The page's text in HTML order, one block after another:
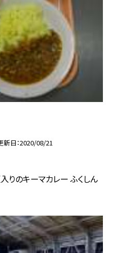
新日 2020/08/21
りのキーマカレー ふくしん